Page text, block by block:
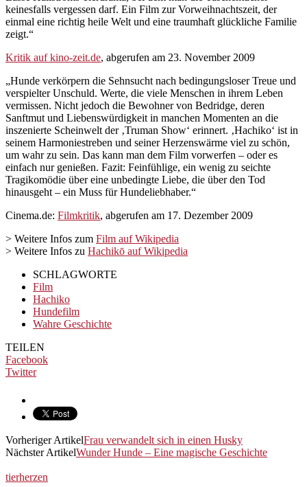
keinesfalls vergessen darf. Ein Film zur Vorweihnachtszeit, der
einmal eine richtig heile Welt und eine traumhaft glückliche Familie
zeigt.“
Kritik auf kino-zeit.de, abgerufen am 23. November 2009
„Hunde verkörpern die Sehnsucht nach bedingungsloser Treue und
verspielter Unschuld. Werte, die viele Menschen in ihrem Leben
vermissen. Nicht jedoch die Bewohner von Bedridge, deren
Sanftmut und Liebenswürdigkeit in manchen Momenten an die
inszenierte Scheinwelt der ‚Truman Show‘ erinnert. ‚Hachiko‘ ist in
seinem Harmoniestreben und seiner Herzenswärme viel zu schön,
um wahr zu sein. Das kann man dem Film vorwerfen – oder es
einfach nur genießen. Fazit: Feinfühlige, ein wenig zu seichte
Tragikomödie über eine unbedingte Liebe, die über den Tod
hinausgeht – ein Muss für Hundeliebhaber.“
Cinema.de: Filmkritik, abgerufen am 17. Dezember 2009
> Weitere Infos zum Film auf Wikipedia
> Weitere Infos zu Hachikō auf Wikipedia
SCHLAGWORTE
Film
Hachiko
Hundefilm
Wahre Geschichte
TEILEN
Facebook
Twitter
Vorheriger ArtikelFrau verwandelt sich in einen Husky
Nächster ArtikelWunder Hunde – Eine magische Geschichte
tierherzen